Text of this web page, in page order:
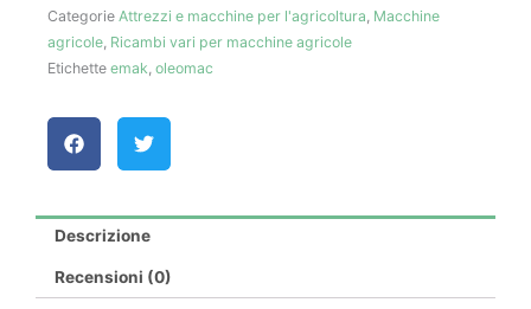
Categorie Attrezzi e macchine per l'agricoltura Macchine
agricole Ricambi vari per macchine agricole
Etichette emak oleomac
Descrizione
Recensioni (0)